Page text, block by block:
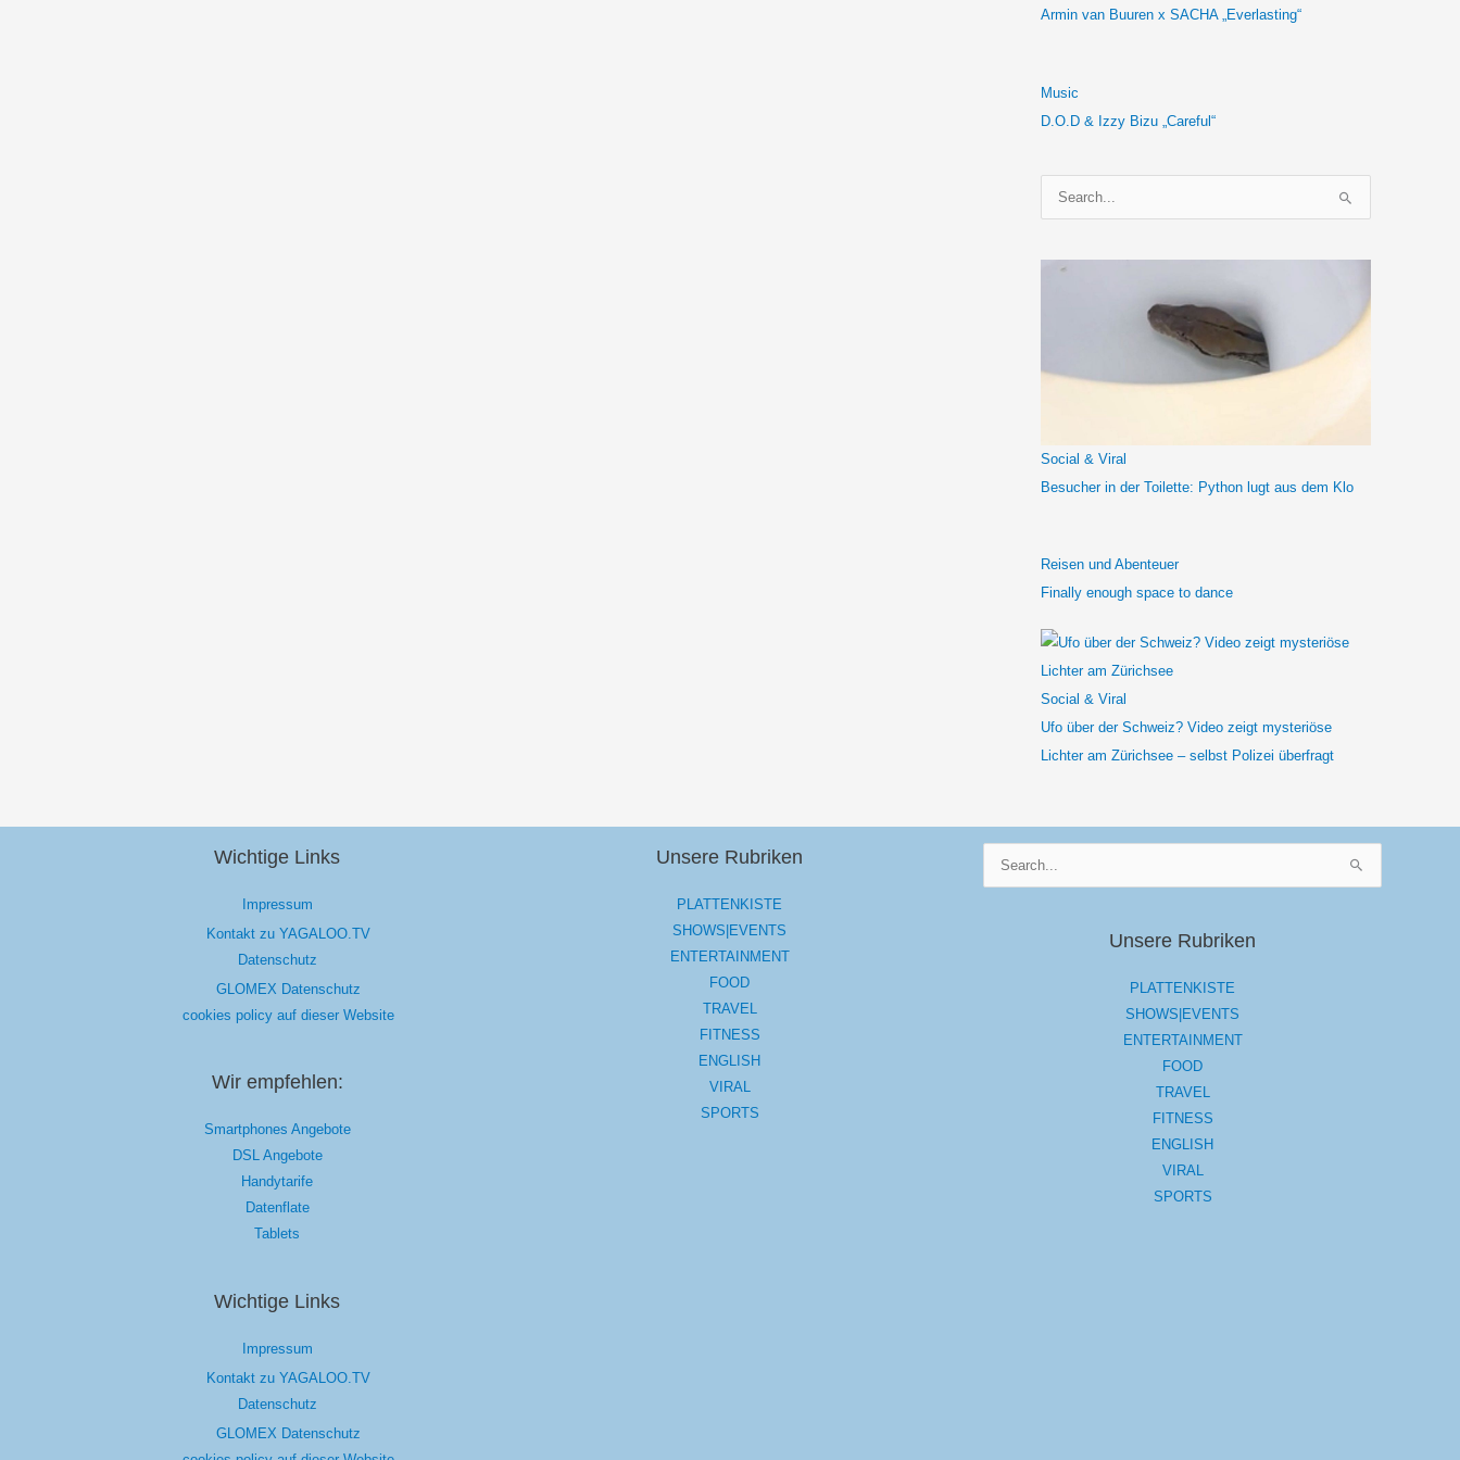
Armin van Buuren x SACHA „Everlasting“
Music
D.O.D & Izzy Bizu „Careful“
u
h
Social & Viral
Besucher in der Toilette: Python lugt aus dem Klo
Reisen und Abenteuer
Finally enough space to dance
Social & Viral
Ufo über der Schweiz? Video zeigt mysteriöse
Lichter am Zürichsee – selbst Polizei überfragt
Wichtige Links
Impressum
Kontakt zu YAGALOO.TV
Datenschutz
GLOMEX Datenschutz
cookies policy auf dieser Website
Wir empfehlen:
Smartphones Angebote
DSL Angebote
Handytarife
Datenflate
Tablets
Wichtige Links
Impressum
Kontakt zu YAGALOO.TV
Datenschutz
GLOMEX Datenschutz
Unsere Rubriken
PLATTENKISTE
SHOWS|EVENTS
ENTERTAINMENT
FOOD
TRAVEL
FITNESS
ENGLISH
VIRAL
SPORTS
Unsere Rubriken
PLATTENKISTE
SHOWS|EVENTS
ENTERTAINMENT
FOOD
TRAVEL
FITNESS
ENGLISH
VIRAL
SPORTS